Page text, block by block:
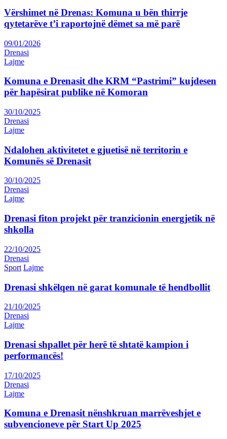
Vërshimet në Drenas: Komuna u bën thirrje
qytetarëve t’i raportojnë dëmet sa më parë
09/01/2026
Drenasi
Lajme
Komuna e Drenasit dhe KRM “Pastrimi” kujdesen
për hapësirat publike në Komoran
30/10/2025
Drenasi
Lajme
Ndalohen aktivitetet e gjuetisë në territorin e
Komunës së Drenasit
30/10/2025
Drenasi
Lajme
Drenasi fiton projekt për tranzicionin energjetik në
shkolla
22/10/2025
Drenasi
Sport Lajme
Drenasi shkëlqen në garat komunale të hendbollit
21/10/2025
Drenasi
Lajme
Drenasi shpallet për herë të shtatë kampion i
performancës!
17/10/2025
Drenasi
Lajme
Komuna e Drenasit nënshkruan marrëveshjet e
subvencioneve për Start Up 2025